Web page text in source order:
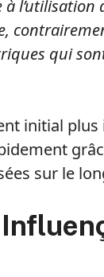
à l’utilisation
qui
initial
sur le